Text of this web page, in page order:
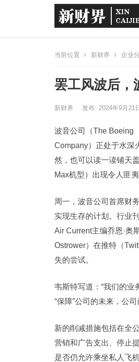
当前位置 新财界 企业
罢工风波后，
新财界 发布: 2024年9月21
波音公司（The Boeing
Company）正处于水深
然，也可以读一读铺天
Max机型）出现令人匪
周一，波音公司首席财
实现生存的计划。行业
Air Current主编乔恩·奥
Ostrower）在推特（
失的尝试。
韦斯特写道：“我们的业
“保障”公司的未来，公
新的削减措施包括在全
营销和广告支出、停止
是否仍允许乘坐私人飞机